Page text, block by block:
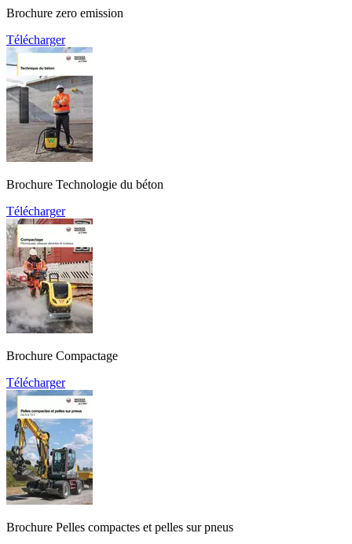
Brochure zero emission
Télécharger
Brochure Technologie du béton
Télécharger
Brochure Compactage
Télécharger
Brochure Pelles compactes et pelles sur pneus